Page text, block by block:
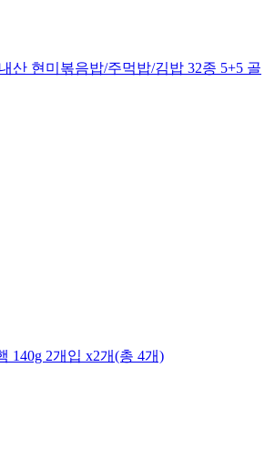
산 현미볶음밥/주먹밥/김밥 32종 5+5 골
140g 2개입 x2개(총 4개)